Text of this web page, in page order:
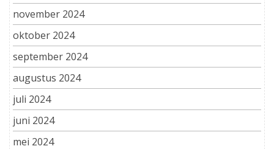
november 2024
oktober 2024
september 2024
augustus 2024
juli 2024
juni 2024
mei 2024